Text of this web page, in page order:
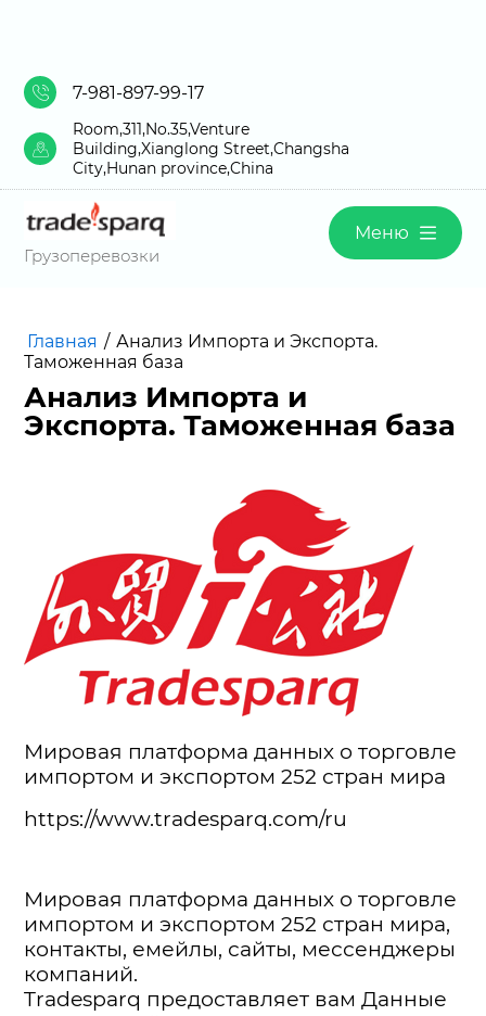
7-981-897-99-17
Room,311,No.35,Venture
Building,Xianglong Street,Changsha
City,Hunan province,China
Грузоперевозки
Меню
Главная / Анализ Импорта и Экспорта.
Таможенная база
Анализ Импорта и
Экспорта. Таможенная база
Мировая платформа данных о торговле
импортом и экспортом 252 стран мира
https://www.tradesparq.com/ru
Мировая платформа данных о торговле
импортом и экспортом 252 стран мира,
контакты, емейлы, сайты, мессенджеры
компаний.
Tradesparq предоставляет вам Данные